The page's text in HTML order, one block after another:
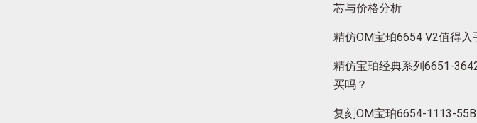
芯与价格分析
精仿OM宝珀6654 V2值得
精仿宝珀经典系列6651-
买吗？
复刻OM宝珀6654-1113-